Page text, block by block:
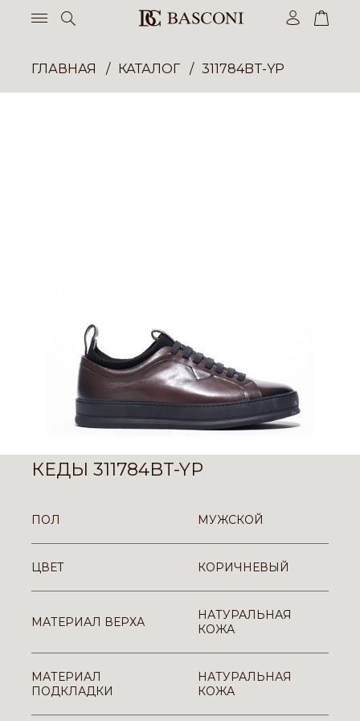
ГЛАВНАЯ КАТАЛОГ 311784BT-YP
КЕДЫ 311784BT-YP
ПОЛ МУЖСКОЙ
ЦВЕТ КОРИЧНЕВЫЙ
МАТЕРИАЛ ВЕРХА
НАТУРАЛЬНАЯ
КОЖА
МАТЕРИАЛ
ПОДКЛАДКИ
НАТУРАЛЬНАЯ
КОЖА